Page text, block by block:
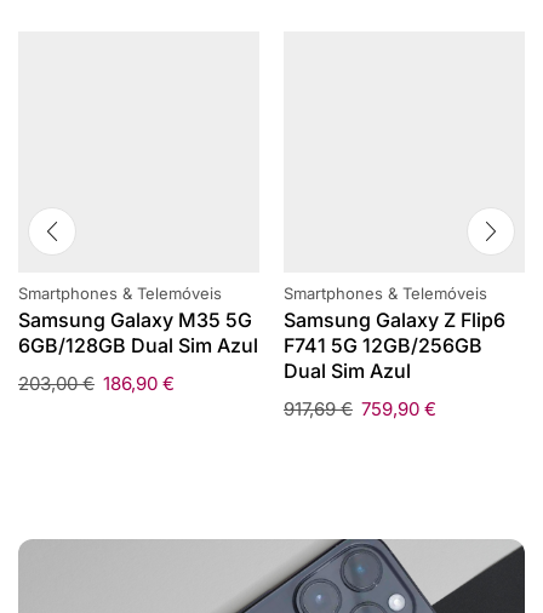
Smartphones & Telemóveis
Samsung Galaxy M35 5G
6GB/128GB Dual Sim Azul
203,00€ 186,90 €
Smartphones & Telemóveis
Samsung Galaxy Z Flip6
F741 5G 12GB/256GB
Dual Sim Azul
917,69€ 759,90 €